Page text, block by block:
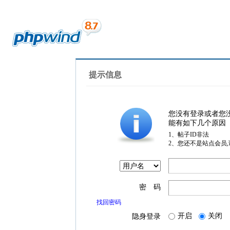
提示信息
您没有登录或者您
能有如下几个原因
1、帖子ID非法
2、您还不是站点会员
密 码
找回密码
隐身登录 开启 关闭